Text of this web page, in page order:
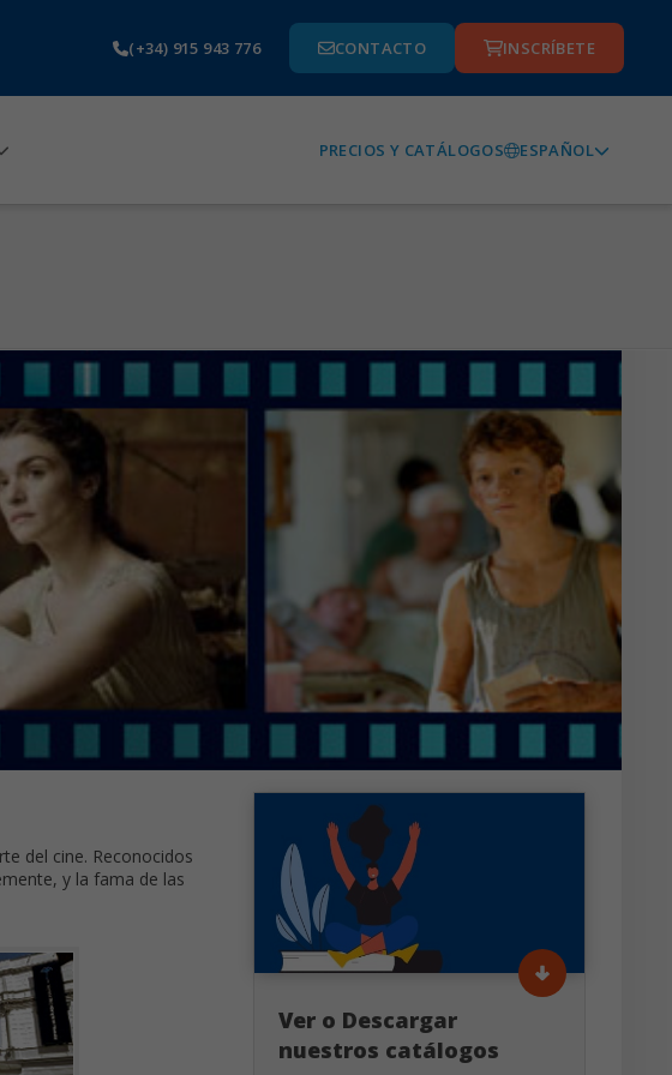
(+34) 915 943 776 CONTACTO INSCRÍBETE
PRECIOS Y CATÁLOGOS ESPAÑOL
del cine. Reconocidos
y la fama de las
Ver o Descargar
nuestros catálogos